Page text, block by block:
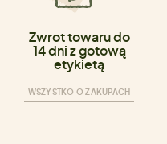
Zwrot towaru do
14 dni z gotową
etykietą
WSZYSTKO O ZAKUPACH